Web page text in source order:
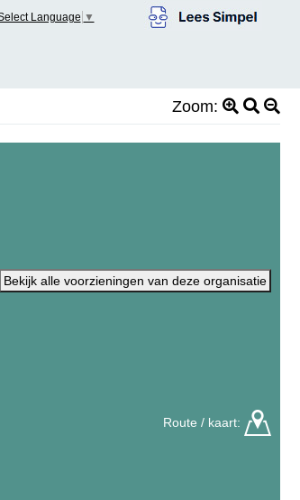
Language ▼
Zoom:
Bekijk alle voorzieningen van deze organisatie
Route / kaart: